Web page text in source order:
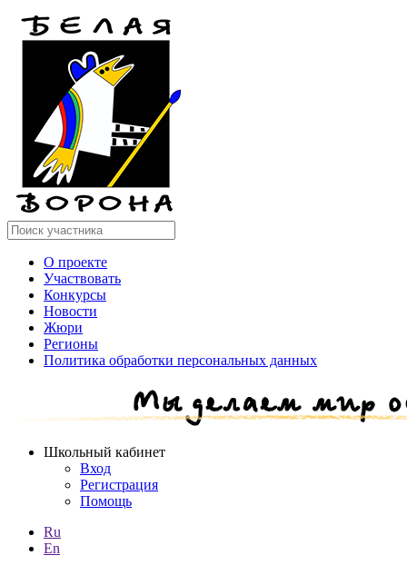
О проекте
Участвовать
Конкурсы
Новости
Жюри
Регионы
Политика обработки персональных данных
Школьный кабинет
Вход
Регистрация
Помощь
Ru
En